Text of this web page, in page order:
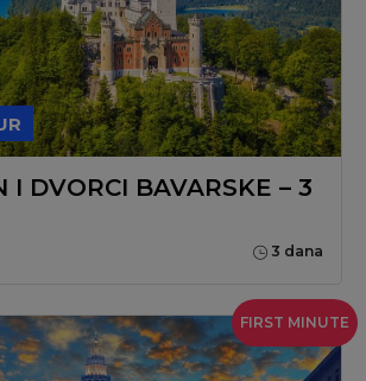
I DVORCI BAVARSKE – 3
3 dana
FIRST MINUTE